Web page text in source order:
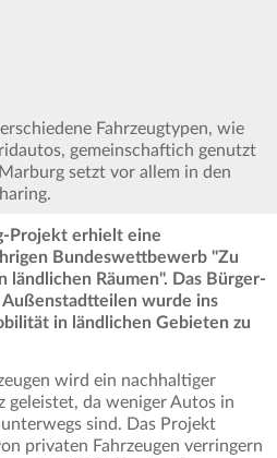
Fahrzeugtypen, wie
gemeinschaftich genutzt
setzt vor allem in den
Projekt erhielt eine
Bundeswettbewerb "Zu
ländlichen Räumen". Das Bürger-
wurde ins
in ländlichen Gebieten zu
wird ein nachhaltiger
geleistet, da weniger Autos in
sind. Das Projekt
privaten Fahrzeugen verringern